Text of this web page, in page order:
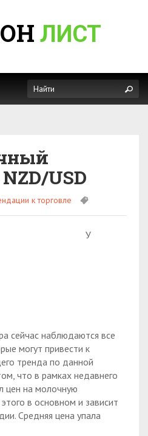
ЛИСТ
USD
к торговле
У
сейчас наблюдаются все
могут привести к
тренда по данной
что в рамках недавнего
цен на молочную
в основном и зависит
Средняя цена упала